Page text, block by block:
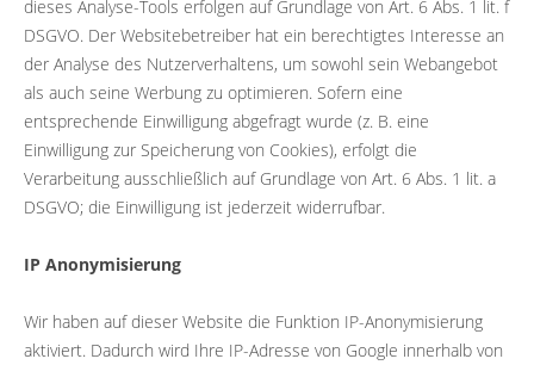
dieses Analyse-Tools erfolgen auf Grundlage von Art. 6 Abs. 1 lit. f
DSGVO. Der Websitebetreiber hat ein berechtigtes Interesse an
der Analyse des Nutzerverhaltens, um sowohl sein Webangebot
als auch seine Werbung zu optimieren. Sofern eine
entsprechende Einwilligung abgefragt wurde (z. B. eine
Einwilligung zur Speicherung von Cookies), erfolgt die
Verarbeitung ausschließlich auf Grundlage von Art. 6 Abs. 1 lit. a
DSGVO; die Einwilligung ist jederzeit widerrufbar.
IP Anonymisierung
Wir haben auf dieser Website die Funktion IP-Anonymisierung
aktiviert. Dadurch wird Ihre IP-Adresse von Google innerhalb von